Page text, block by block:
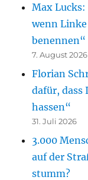
Max Lucks:
wenn
benennen“
7. August 2026
Florian
dafür, dass
hassen“
31. Juli 2026
3.000
auf der
stumm?